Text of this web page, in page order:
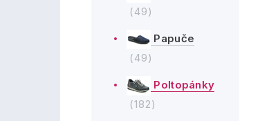
(49)
Papuče
(49)
Poltopánky
(182)